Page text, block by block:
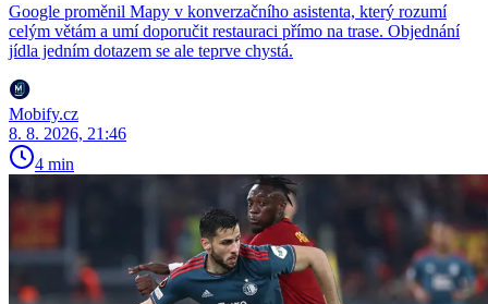
Google proměnil Mapy v konverzačního asistenta, který rozumí
celým větám a umí doporučit restauraci přímo na trase. Objednání
jídla jedním dotazem se ale teprve chystá.
Mobify.cz
8. 8. 2026, 21:46
4 min